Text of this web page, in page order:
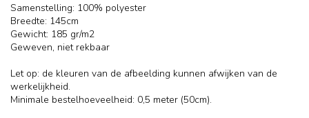
Samenstelling: 100% polyester
Breedte: 145cm
Gewicht: 185 gr/m2
Geweven, niet rekbaar
Let op: de kleuren van de afbeelding kunnen afwijken van de
werkelijkheid.
Minimale bestelhoeveelheid: 0,5 meter (50cm).